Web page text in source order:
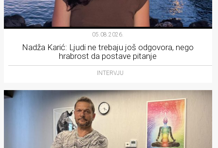
05.08.2026.
Nadža Karić: Ljudi ne trebaju još odgovora, nego
hrabrost da postave pitanje
INTERVJU